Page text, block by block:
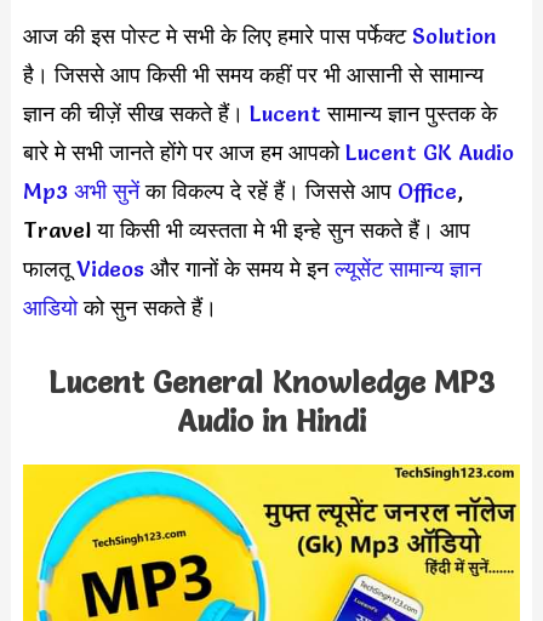
आज की इस पोस्ट मे सभी के लिए हमारे पास पर्फेक्ट Solution
है। जिससे आप किसी भी समय कहीं पर भी आसानी से सामान्य
ज्ञान की चीज़ें सीख सकते हैं। Lucent सामान्य ज्ञान पुस्तक के
बारे मे सभी जानते होंगे पर आज हम आपकोLucent GK Audio
Mp3 अभी सुनेंका विकल्प दे रहें हैं। जिससे आप Office,
Travel या किसी भी व्यस्तता मे भी इन्हे सुन सकते हैं। आप
फालतूVideosऔर गानों के समय मे इनल्यूसेंट सामान्य ज्ञान
आडियोको सुन सकते हैं।
Lucent General Knowledge MP3
Audio in Hindi